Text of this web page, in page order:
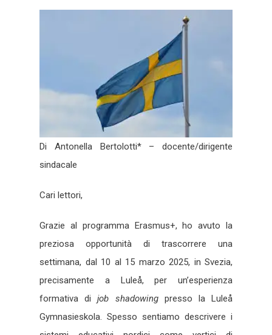
Di Antonella Bertolotti* – docente/dirigente
sindacale
Cari lettori,
Grazie al programma Erasmus+, ho avuto la
preziosa opportunità di trascorrere una
settimana, dal 10 al 15 marzo 2025, in Svezia,
precisamente a Luleå, per un’esperienza
formativa dijob shadowingpresso la Luleå
Gymnasieskola. Spesso sentiamo descrivere i